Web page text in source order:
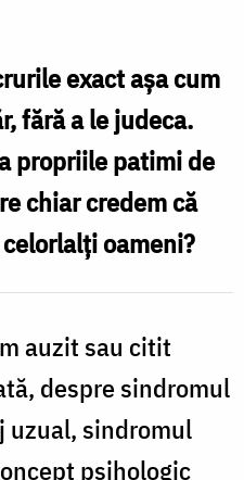
exact așa cum
fără a le judeca.
propriile patimi de
chiar credem că
oameni?
auzit sau citit
despre sindromul
sindromul
psihologic